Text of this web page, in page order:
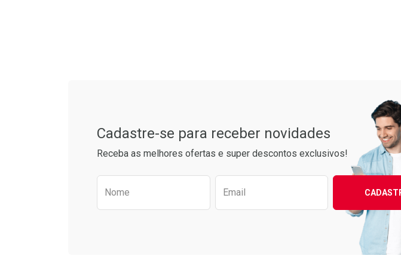
Ver Desconto Convênio
Cadastre-se para receber novidades
Receba as melhores ofertas e super descontos exclusivos!
Preencha o formulário abaixo para receber as
Nome Email